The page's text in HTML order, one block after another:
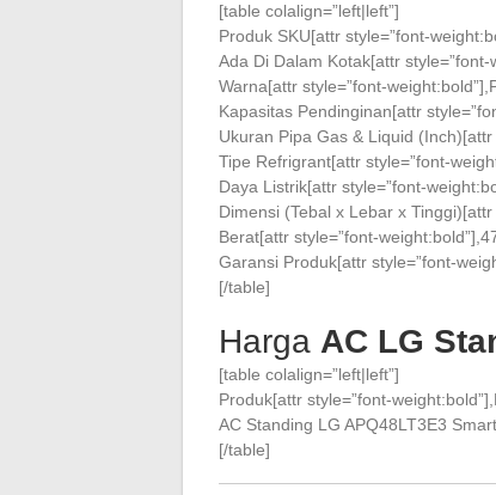
[table colalign=”left|left”]
Produk SKU[attr style=”font-
Ada Di Dalam Kotak[attr
Warna[attr style=”font-
Kapasitas Pendinginan[attr
Ukuran Pipa Gas & Liquid
Tipe Refrigrant[attr style=”font-
Daya Listrik[attr style=”font-
Dimensi (Tebal x Lebar x
Berat[attr style=”font-
Garansi Produk[attr style=”font-
[/table]
Harga AC LG
[table colalign=”left|left”]
Produk[attr style=”font-
AC Standing LG APQ48LT3E3
[/table]